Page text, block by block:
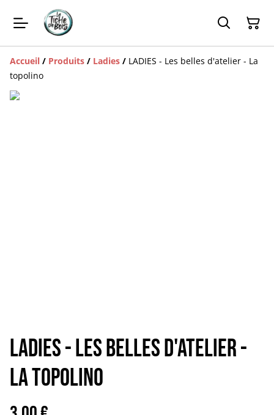
Accueil / Produits / Ladies / LADIES - Les belles d'atelier - La
topolino
LADIES - Les belles d'atelier -
La topolino